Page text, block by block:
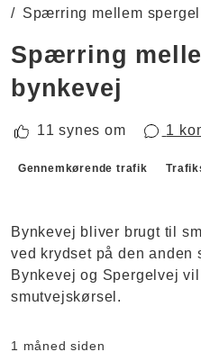
/ Spærring mellem
Spærring
bynkevej
11 synes om 1
Forslagskategorier
Gennemkørende trafik
Bynkevej bliver brugt til
ved krydset på den
Bynkevej og Spergelvej
smutvejskørsel.
1 måned siden